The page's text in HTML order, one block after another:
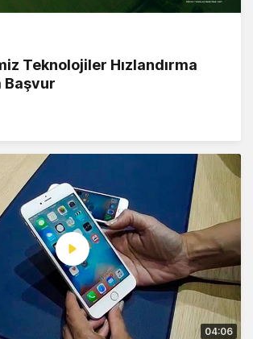
Teknolojiler Hızlandırma
Başvur
04:06